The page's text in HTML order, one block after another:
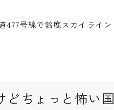
477号線で鈴鹿スカイライン
どちょっと怖い